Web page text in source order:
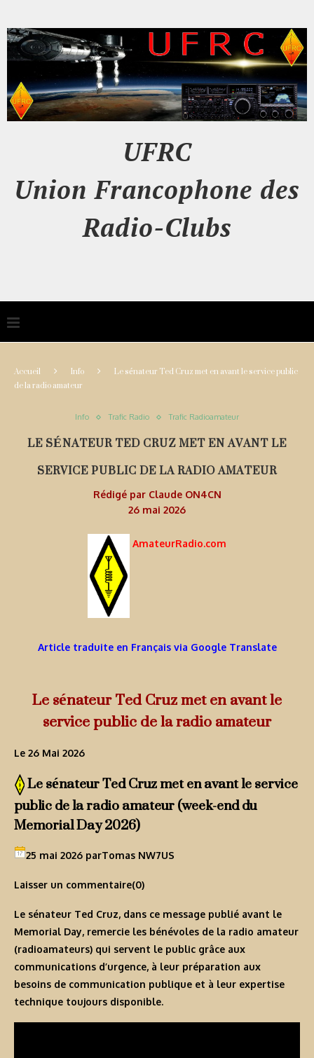
UFRC
Union Francophone des
Radio-Clubs
Accueil Info Le sénateur Ted Cruz met en avant le service public
de la radio amateur
Info Trafic Radio Trafic Radioamateur
LE SÉNATEUR TED CRUZ MET EN AVANT LE
SERVICE PUBLIC DE LA RADIO AMATEUR
Rédigé par Claude ON4CN
26 mai 2026
AmateurRadio.com
Article traduite en Français via Google Translate
Le sénateur Ted Cruz met en avant le
service public de la radio amateur
Le 26 Mai 2026
Le sénateur Ted Cruz met en avant le service
public de la radio amateur (week-end du
Memorial Day 2026)
25 mai 2026 parTomas NW7US
Laisser un commentaire(0)
Le sénateur Ted Cruz, dans ce message publié avant le
Memorial Day, remercie les bénévoles de la radio amateur
(radioamateurs) qui servent le public grâce aux
communications d’urgence, à leur préparation aux
besoins de communication publique et à leur expertise
technique toujours disponible.